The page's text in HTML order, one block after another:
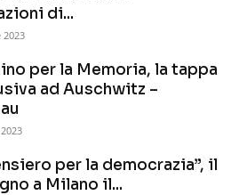
di...
per la Memoria, la tappa
ad Auschwitz –
per la democrazia”, il
a Milano il...